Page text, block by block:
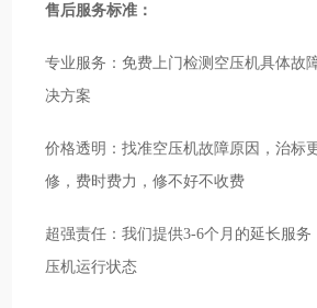
售后服务标准：
专业服务：免费上门检测空压机具体故
决方案
价格透明：找准空压机故障原因，治标
修，费时费力，修不好不收费
超强责任：我们提供3-6个月的延长服
压机运行状态